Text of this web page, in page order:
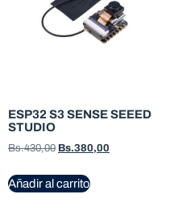
ESP32 S3 SENSE SEEED
STUDIO
Bs.430,00 Bs.380,00
Añadir al carrito